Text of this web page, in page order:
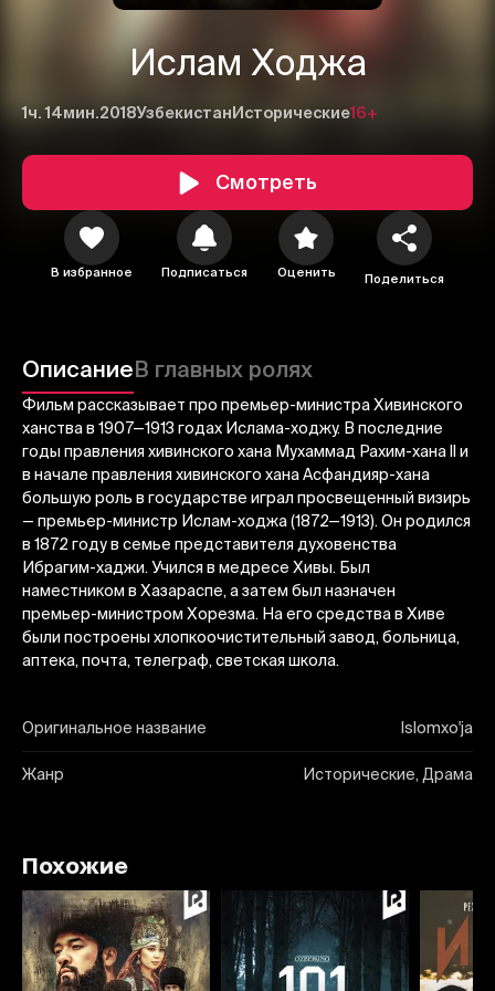
Ислам Ходжа
1ч. 14мин.2018Узбекистан Исторические16+
Смотреть
В избранное Подписаться Оценить Поделиться
ОписаниеВ главных ролях
Фильм рассказывает про премьер-министра Хивинского
ханства в 1907—1913 годах Ислама-ходжу. В последние
годы правления хивинского хана Мухаммад Рахим-хана II и
в начале правления хивинского хана Асфандияр-хана
большую роль в государстве играл просвещенный визирь
— премьер-министр Ислам-ходжа (1872—1913). Он родился
в 1872 году в семье представителя духовенства
Ибрагим-хаджи. Учился в медресе Хивы. Был
наместником в Хазараспе, а затем был назначен
премьер-министром Хорезма. На его средства в Хиве
были построены хлопкоочистительный завод, больница,
аптека, почта, телеграф, светская школа.
Оригинальное название Islomxo'ja
Жанр Исторические, Драма
Отправить
Похожие
Отменить Авторизоваться